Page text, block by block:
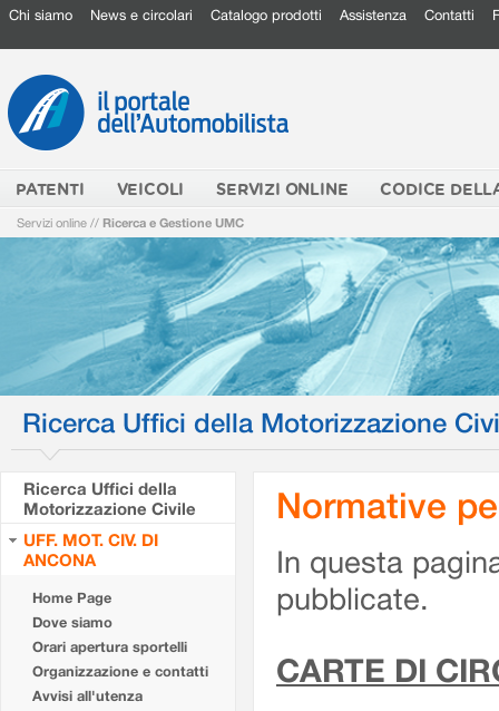
Chi siamo News e circolari Catalogo prodotti Assistenza Contatti
PATENTI VEICOLI SERVIZI ONLINE CODICE
Servizi online // Ricerca e Gestione UMC
Ricerca Uffici della Motorizzazione
Ricerca Uffici della
Motorizzazione Civile
UFF. MOT. CIV. DI
ANCONA
Home Page
Dove siamo
Orari apertura sportelli
Organizzazione e contatti
Avvisi all'utenza
Normative
In questa
pubblicate.
CARTE DI